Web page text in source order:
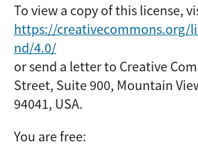
To view a copy of this license,
https://creativecommons.org/
nd/4.0/
or send a letter to Creative
Street, Suite 900, Mountain
94041, USA.
You are free: